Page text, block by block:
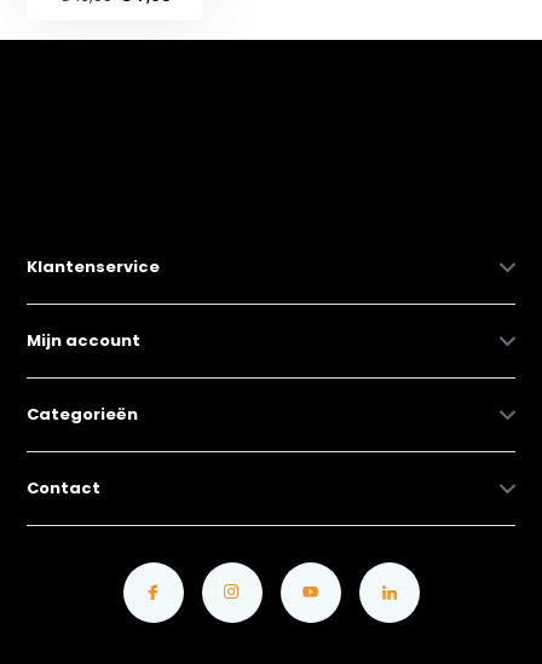
Klantenservice
Mijn account
Categorieën
Contact